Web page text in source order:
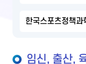
한국스포츠정책과
임신, 출산,